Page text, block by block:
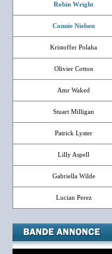
Robin Wright
Connie Nielsen
Kristoffer Polaha
Olivier Cotton
Amr Waked
Stuart Milligan
Patrick Lyster
Lilly Aspell
Gabriella Wilde
Lucian Perez